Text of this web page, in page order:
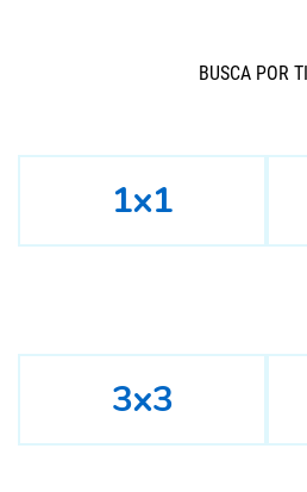
BUSCÁ POR
1x1
3x3